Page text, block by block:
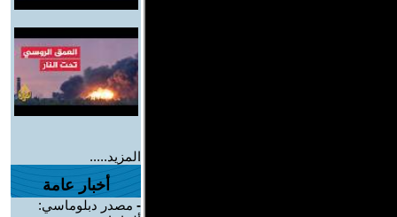
المزيد.....
أخبار عامة
- مصدر دبلوماسي: